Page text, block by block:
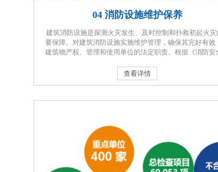
04 消防设施维护保养
建筑消防设施是探测火灾发生、及时控制和扑救初起火
要保障。对建筑消防设施实施维护管理，确保其完好有效
建筑物产权、管理和使用单位的法定职责。根据《消防安
消防技术服务机构每月对消防设施进行维护保养，并保留
保养记录。通过委托专业的消防技术服务机构对建筑消防
有效，在火灾发生时发挥应有的作 用，减少或避免···
查看详情